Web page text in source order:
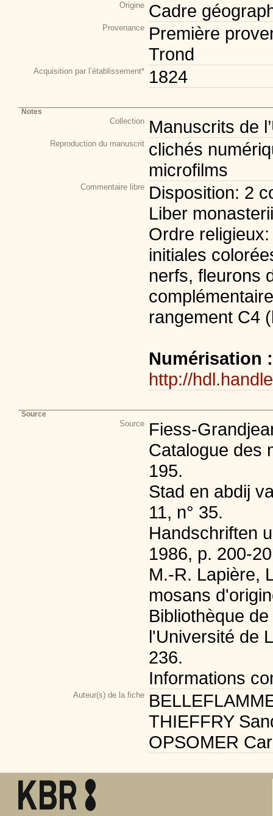
Origine Cadre
Provenance Première
Trond
Acquisition par l’établissement* 1824
Notes
Collection Manuscrits de
Reproduction du manuscrit clichés
microfilms
Commentaire libre Disposition: 2
Liber
Ordre
initiales
nerfs, fleurons
rangement C4
Numérisation
http://
Source
Source Fiess-
Catalogue des
195.
Stad en abdij
11, n° 35.
Handschriften
1986, p. 200-
M.-R. Lapière,
mosans
Bibliothèque
l'Université de
236.
Informations
Auteur(s) de la fiche
THIEFFRY
OPSOMER